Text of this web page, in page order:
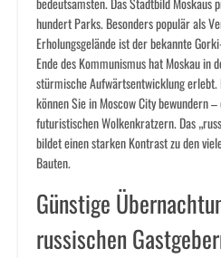
hundert Parks. Besonders populär als
Erholungsgelände ist der bekannte
Ende des Kommunismus hat Moskau in
stürmische Aufwärtsentwicklung erlebt.
können Sie in Moscow City bewundern
futuristischen Wolkenkratzern. Das
bildet einen starken Kontrast zu den
Bauten.
Günstige
russischen